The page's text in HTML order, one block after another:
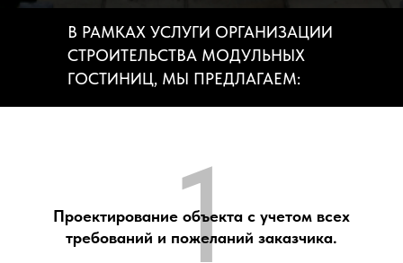
В РАМКАХ УСЛУГИ ОРГАНИЗАЦИИ
СТРОИТЕЛЬСТВА МОДУЛЬНЫХ
ГОСТИНИЦ, МЫ ПРЕДЛАГАЕМ:
Проектирование объекта с учетом всех
требований и пожеланий заказчика.
1